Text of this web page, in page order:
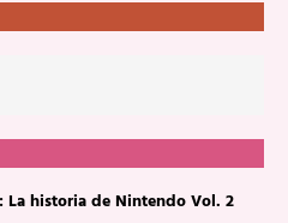
La historia de Nintendo Vol. 2